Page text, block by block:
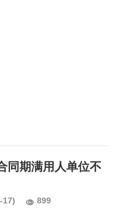
同期满用人单位不
17) 899